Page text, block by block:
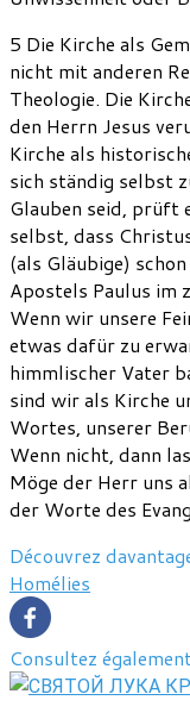
5 Die Kirche als
nicht mit anderen
Theologie. Die
den Herrn Jesus
Kirche als
sich ständig selbst
Glauben seid, prüft
selbst, dass
(als Gläubige)
Apostels Paulus im
Wenn wir unsere
etwas dafür zu
himmlischer Vater
sind wir als Kirche
Wortes, unserer
Wenn nicht, dann
Möge der Herr uns
der Worte des
Découvrez
Homélies
Consultez